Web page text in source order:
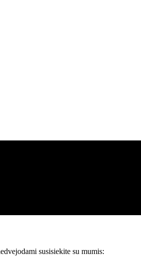
susisiekite su mumis: